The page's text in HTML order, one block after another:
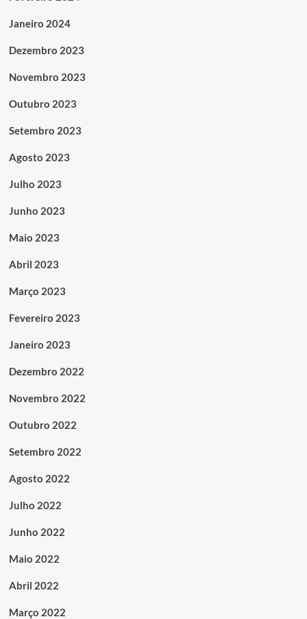
Janeiro 2024
Dezembro 2023
Novembro 2023
Outubro 2023
Setembro 2023
Agosto 2023
Julho 2023
Junho 2023
Maio 2023
Abril 2023
Março 2023
Fevereiro 2023
Janeiro 2023
Dezembro 2022
Novembro 2022
Outubro 2022
Setembro 2022
Agosto 2022
Julho 2022
Junho 2022
Maio 2022
Abril 2022
Março 2022